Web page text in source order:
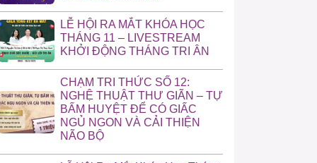
LỄ HỘI RA MẮT KHÓA HỌC
THÁNG 11 – LIVESTREAM
KHỞI ĐỘNG THÁNG TRI ÂN
CHẠM TRI THỨC SỐ 12:
NGHỆ THUẬT THƯ GIÃN – TỰ
BẤM HUYỆT ĐỂ CÓ GIẤC
NGỦ NGON VÀ CẢI THIỆN
NÃO BỘ